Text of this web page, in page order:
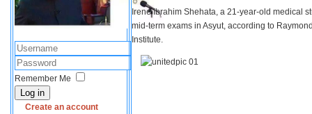
Remember Me
Log in
Create an account
Irene Ibrahim Shehata, a 21-year-old medical
mid-term exams in Asyut, according to
Institute.